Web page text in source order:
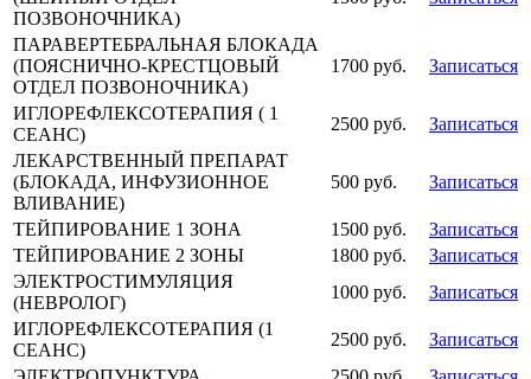
ПОЗВОНОЧНИКА)
ПАРАВЕРТЕБРАЛЬНАЯ БЛОКАДА
(ПОЯСНИЧНО-КРЕСТЦОВЫЙ
ОТДЕЛ ПОЗВОНОЧНИКА)
1700 руб. Записаться
ИГЛОРЕФЛЕКСОТЕРАПИЯ ( 1
СЕАНС)
2500 руб.
Записаться
ЛЕКАРСТВЕННЫЙ ПРЕПАРАТ
(БЛОКАДА, ИНФУЗИОННОЕ
ВЛИВАНИЕ)
500 руб. Записаться
ТЕЙПИРОВАНИЕ 1 ЗОНА 1500 руб.
Записаться
ТЕЙПИРОВАНИЕ 2 ЗОНЫ
1800 руб.
Записаться
ЭЛЕКТРОСТИМУЛЯЦИЯ
(НЕВРОЛОГ)
1000 руб.
Записаться
ИГЛОРЕФЛЕКСОТЕРАПИЯ (1
СЕАНС)
2500 руб.
Записаться